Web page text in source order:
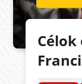
Célok